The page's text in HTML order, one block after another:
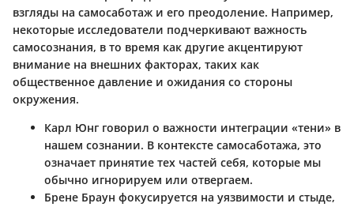
взгляды на самосаботаж и его преодоление. Например,
некоторые исследователи подчеркивают важность
самосознания, в то время как другие акцентируют
внимание на внешних факторах, таких как
общественное давление и ожидания со стороны
окружения.
Карл Юнг говорил о важности интеграции «тени» в
нашем сознании. В контексте самосаботажа, это
означает принятие тех частей себя, которые мы
обычно игнорируем или отвергаем.
Брене Браун фокусируется на уязвимости и стыде,